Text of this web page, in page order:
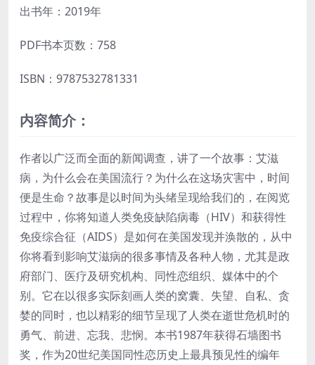
出书年：2019年
PDF书本页数：758
ISBN：9787532781331
内容简介：
作者以广泛而全面的新闻调查，讲了一个故事：艾滋
病，为什么会在美国流行？为什么在这场灾害中，时间
便是生命？故事是以时间为头绪呈现给我们的，在阅览
过程中，你将知道人类免疫缺陷病毒（HIV）和获得性
免疫综合征（AIDS）是如何在美国发现并涣散的，从中
你将看到影响艾滋病的很多事情及各种人物，尤其是政
府部门、医疗及研究机构、同性恋组织、媒体中的个
别。它在以很多实际刻画人类的窝囊、失望、自私、贪
婪的同时，也以精彩的细节呈现了人类在逝世危机时的
勇气、前进、忘我、悲悯。本书1987年获得石墙图书
奖，作为20世纪美国同性恋历史上最具预见性的编年